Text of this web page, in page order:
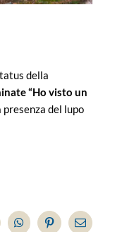
della
“Ho visto un
del lupo
WhatsAppPinterestEmail